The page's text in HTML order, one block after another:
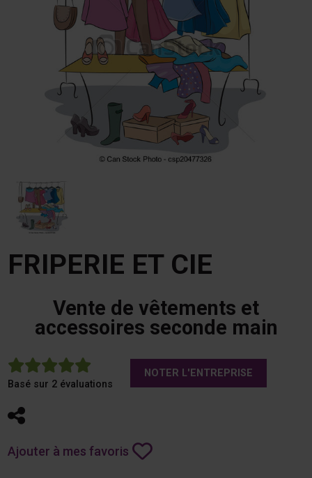
FRIPERIE ET CIE
Vente de vêtements et
accessoires seconde main
5
Basé sur 2 évaluations
NOTER L'ENTREPRISE
Partager
Ajouter à mes favoris